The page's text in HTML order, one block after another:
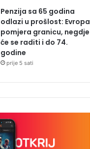
Penzija sa 65 godina
odlazi u prošlost: Evropa
pomjera granicu, negdje
će se raditi i do 74.
godine
prije 5 sati